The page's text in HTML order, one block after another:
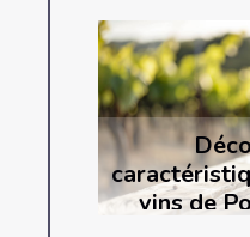
vins de